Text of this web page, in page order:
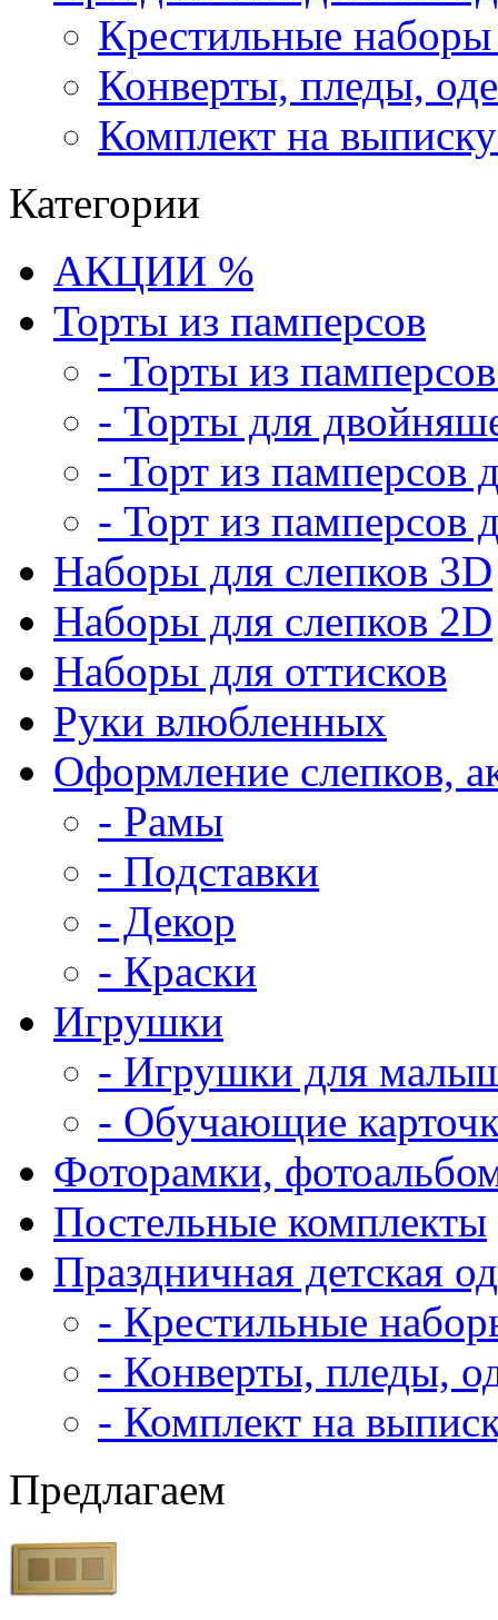
Крестильные
Конверты, пледы,
Комплект на
Категории
АКЦИИ %
Торты из памперсов
- Торты из
- Торты для
- Торт из памперсов
- Торт из памперсов
Наборы для слепков 3D
Наборы для слепков 2D
Наборы для оттисков
Руки влюбленных
Оформление слепков,
- Рамы
- Подставки
- Декор
- Краски
Игрушки
- Игрушки для
- Обучающие
Фоторамки,
Постельные комплекты
Праздничная детская
- Крестильные
- Конверты, пледы,
- Комплект на
Предлагаем